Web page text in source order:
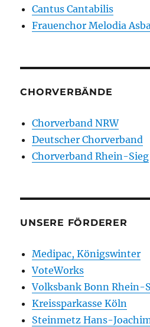
Cantus Cantabilis
Frauenchor Melodia
CHORVERBÄNDE
Chorverband NRW
Deutscher Chorverband
Chorverband Rhein-Sieg
UNSERE FÖRDERER
Medipac, Königswinter
VoteWorks
Volksbank Bonn Rhein-
Kreissparkasse Köln
Steinmetz Hans-